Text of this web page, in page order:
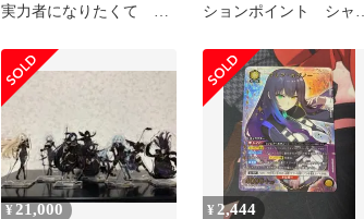
実力者になりたくて
ションポイント シャド
¥21,000 ¥ 2,444